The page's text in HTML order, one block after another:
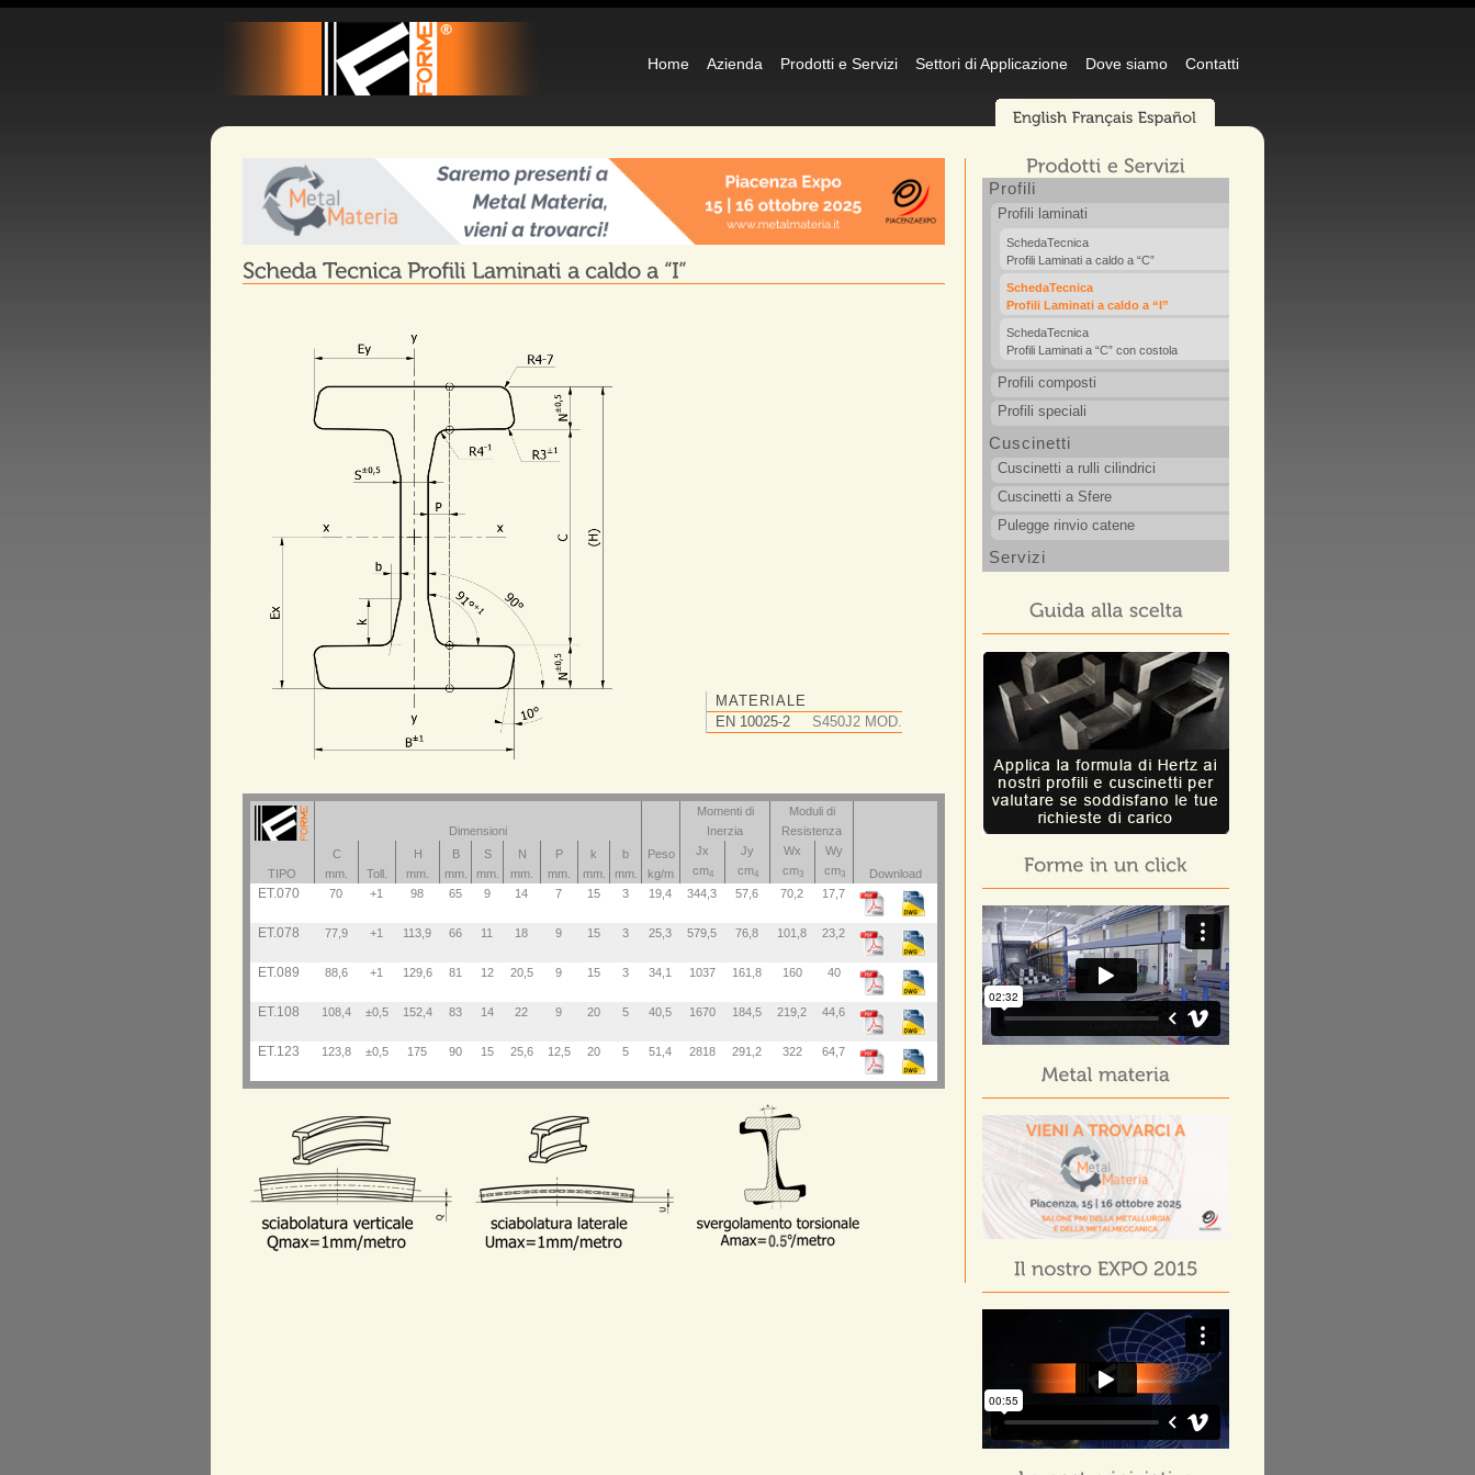
Home Azienda Prodotti e Servizi Settori di Applicazione Dove siamo Contatti
MATERIALE
EN 10025-2
S450J2 MOD.
Dimensioni
Peso
kg/m
Momenti di
Inerzia
Moduli di
Resistenza
Download
TIPO
C
mm.
Toll.
H
mm.
B
mm.
S
mm.
N
mm.
P
mm.
k
mm.
b
mm.
Jx
cm4
Jy
cm4
Wx
cm3
Wy
cm3
ET.070 70 +1 98 65 9 14 7 15 3 19,4 344,3 57,6 70,2 17,7
ET.078 77,9 +1 113,9 66 11 18 9 15 3 25,3 579,5 76,8 101,8 23,2
ET.089 88,6 +1 129,6 81 12 20,5 9 15 3 34,1 1037 161,8 160 40
ET.108 108,4 ±0,5 152,4 83 14 22 9 20 5 40,5 1670 184,5 219,2 44,6
ET.123 123,8 ±0,5 175 90 15 25,6 12,5 20 5 51,4 2818 291,2 322 64,7
Profili
Profili laminati
SchedaTecnica
Profili Laminati a caldo a “C”
SchedaTecnica
Profili Laminati a caldo a “I”
SchedaTecnica
Profili Laminati a “C” con costola
Profili composti
Profili speciali
Cuscinetti
Cuscinetti a rulli cilindrici
Cuscinetti a Sfere
Pulegge rinvio catene
Servizi